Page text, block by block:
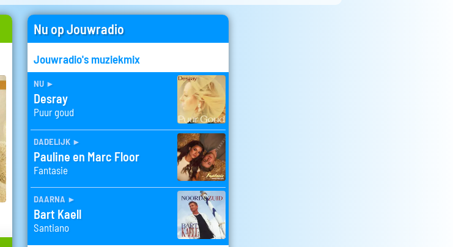
Nu op Jouwradio
Jouwradio's muziekmix
nu ►
Desray
Puur goud
dadelijk ►
Pauline en Marc Floor
Fantasie
daarna ►
Bart Kaell
Santiano